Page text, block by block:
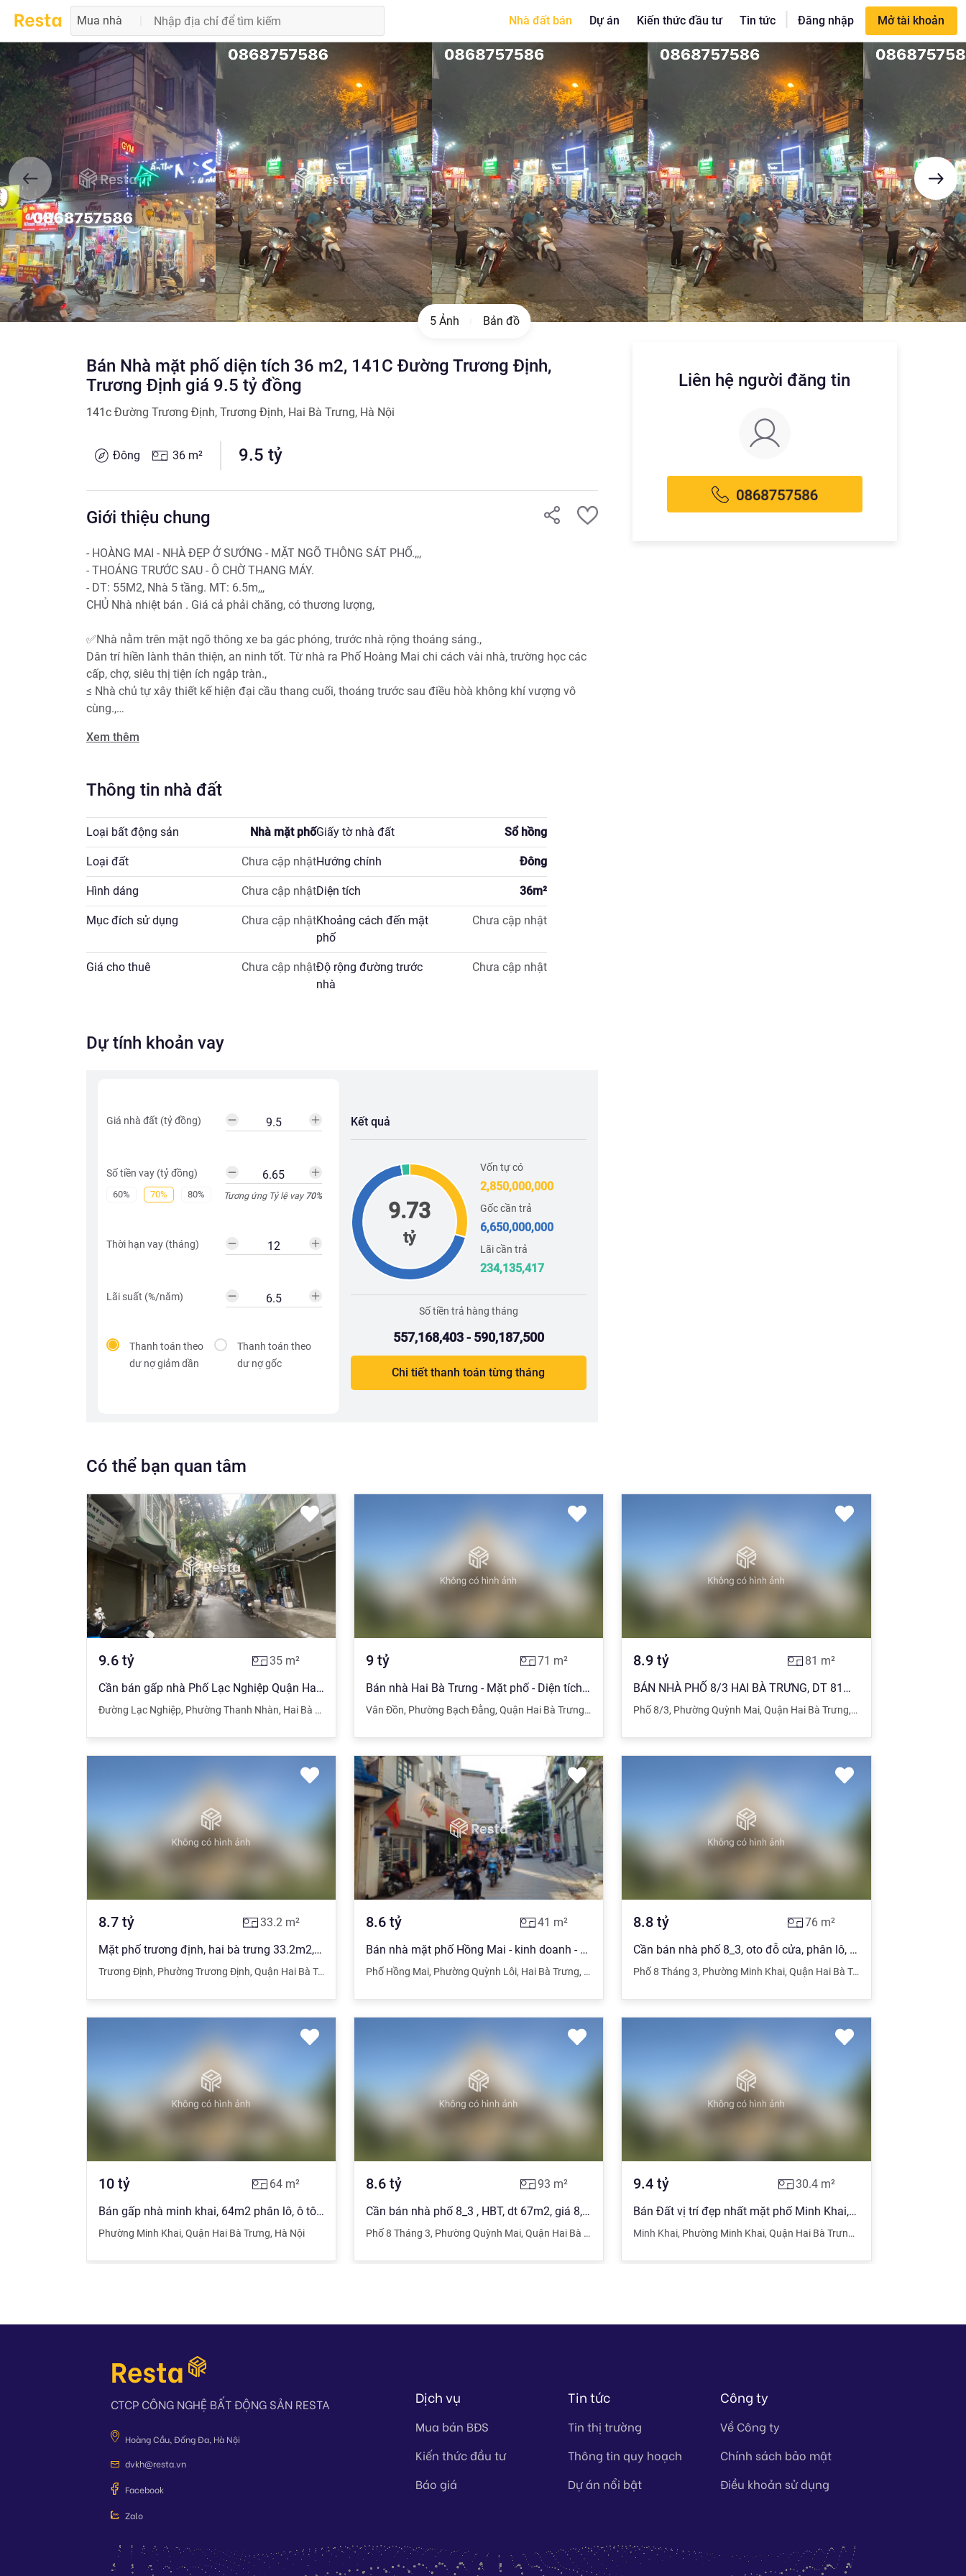
Mua nhà Nhà đất bán Dự án Kiến thức đầu tư Tin tức | Đăng nhập Mở tài khoản
5 Ảnh Bản đồ
Bán Nhà mặt phố diện tích 36 m2, 141C Đường Trương Định,
Trương Định giá 9.5 tỷ đồng
141c Đường Trương Định, Trương Định, Hai Bà Trưng, Hà Nội
Đông 36 m² 9.5 tỷ
Giới thiệu chung
- HOÀNG MAI - NHÀ ĐẸP Ở SƯỚNG - MẶT NGÕ THÔNG SÁT PHỐ.,,,
- THOÁNG TRƯỚC SAU - Ô CHỜ THANG MÁY.
- DT: 55M2, Nhà 5 tầng. MT: 6.5m,,,
CHỦ Nhà nhiệt bán . Giá cả phải chăng, có thương lượng,
✅Nhà nằm trên mặt ngõ thông xe ba gác phóng, trước nhà rộng thoáng sáng.,
Dân trí hiền lành thân thiện, an ninh tốt. Từ nhà ra Phố Hoàng Mai chi cách vài nhà, trường học các
cấp, chợ, siêu thị tiện ích ngập tràn.,
≤ Nhà chủ tự xây thiết kế hiện đại cầu thang cuối, thoáng trước sau điều hòà không khí vượng vô
cùng.,
✅Pháp lý: Sổ đỏ chính chủ, cất két sãn sàng giao dịch
Xem thêm
Thông tin nhà đất
Loại bất động sản Nhà mặt phốGiấy tờ nhà đất Sổ hồng
Loại đất Chưa cập nhậtHướng chính Đông
Hình dáng Chưa cập nhậtDiện tích 36m²
Mục đích sử dụng Chưa cập nhậtKhoảng cách đến mặt
phố
Chưa cập nhật
Giá cho thuê Chưa cập nhậtĐộ rộng đường trước
nhà
Chưa cập nhật
Dự tính khoản vay
Giá nhà đất (tỷ đồng)
Số tiền vay (tỷ đồng)
60% 70% 80% Tương ứng Tỷ lệ vay70%
Thời hạn vay (tháng)
Lãi suất (%/năm)
Thanh toán theo
dư nợ giảm dần
Thanh toán theo
dư nợ gốc
Kết quả
9.73
tỷ
Vốn tự có
2,850,000,000
Gốc cần trả
6,650,000,000
Lãi cần trả
234,135,417
Số tiền trả hàng tháng
557,168,403 - 590,187,500
Chi tiết thanh toán từng tháng
Liên hệ người đăng tin
Có thể bạn quan tâm
9.6 tỷ 35 m²
Cần bán gấp nhà Phố Lạc Nghiệp Quận Hai Bà Trưng Hà Nội diện tích 35m2, giá 9.6 tỷ TL sâu. LHCC
Đường Lạc Nghiệp, Phường Thanh Nhàn, Hai Bà Trưng Hà Nội
9 tỷ 71 m²
Bán nhà Hai Bà Trưng - Mặt phố - Diện tích rộng - 71m2 x 3 tầng - 9 tỷ
Vân Đồn, Phường Bạch Đằng, Quận Hai Bà Trưng,Hà Nội
8.9 tỷ 81 m²
BÁN NHÀ PHỐ 8/3 HAI BÀ TRƯNG, DT 81m2, 5 TẦNG, GIÁ 8.9 Tỷ.
Phố 8/3, Phường Quỳnh Mai, Quận Hai Bà Trưng, Hà Nội
8.7 tỷ 33.2 m²
Mặt phố trương định, hai bà trưng 33.2m2, 3t, mt 3.42m, 8.7 tỷ, lô góc , vỉa hè
Trương Định, Phường Trương Định, Quận Hai Bà Trưng Hà Nội
8.6 tỷ 41 m²
Bán nhà mặt phố Hồng Mai - kinh doanh - mặt tiền rộng - 5 tầng - siêu đẹp - giá chỉ hơn 8 tỷ
Phố Hồng Mai, Phường Quỳnh Lôi, Hai Bà Trưng, Hà Nội
8.8 tỷ 76m²
Cần bán nhà phố 8_3, oto đỗ cửa, phân lô, 76m2, 5 tầng, 8,8 tỷ
Phố 8 Tháng 3, Phường Minh Khai, Quận Hai Bà Trưng
10 tỷ 64 m²
Bán gấp nhà minh khai, 64m2 phân lô, ô tô vào nhà, mt4,5m, kinh doanh đỉnh 10 tỷ
Phường Minh Khai, Quận Hai Bà Trưng, Hà Nội
8.6 tỷ 93 m²
Cần bán nhà phố 8_3 , HBT, dt 67m2, giá 8,8 tỷ
Phố 8 Tháng 3, Phường Quỳnh Mai, Quận Hai Bà Trưng Hà Nội
9.4 tỷ 30.4m²
Bán Đất vị trí đẹp nhất mặt phố Minh Khai, 30m2, MT rộng 5.3m, 9.4 tỷ
Minh Khai, Phường Minh Khai,Quận Hai Bà Trưng
CTCP CÔNG NGHỆ BẤT ĐỘNG SẢN RESTA
Hoàng Cầu, Đống Đa, Hà Nội
dvkh@resta.vn
Facebook
Zalo
Dịch vụ
Mua bán BĐS
Kiến thức đầu tư
Báo giá
Tin tức
Tin thị trường
Thông tin quy hoạch
Dự án nổi bật
Công ty
Về Công ty
Chính sách bảo mật
Điều khoản sử dụng